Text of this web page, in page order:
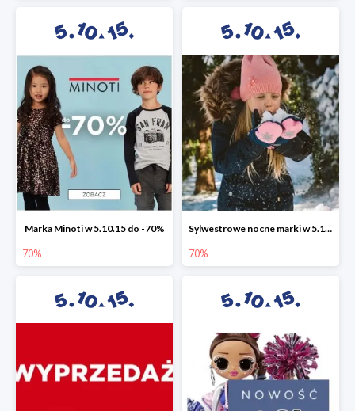
Marka Minoti w 5.10.15 do -70%
70%
Sylwestrowe nocne marki w 5.10.15 do -70%
70%